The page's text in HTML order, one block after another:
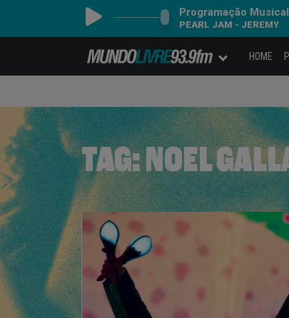
Programação Musical
PEARL JAM - JEREMY
HOME
TAG:NOEL